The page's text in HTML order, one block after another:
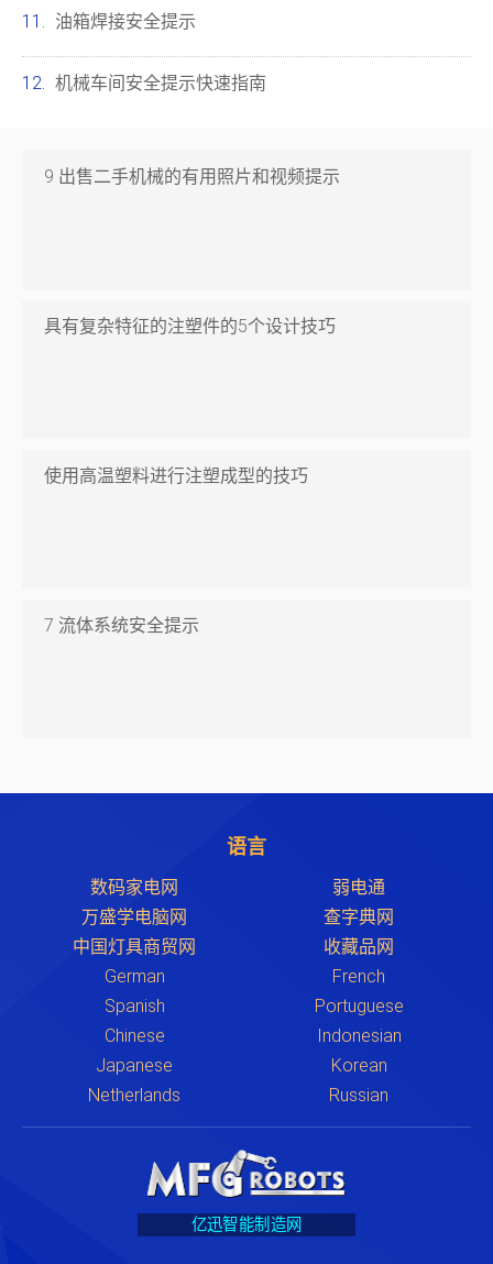
油箱焊接安全提示
机械车间安全提示快速指南
9 出售二手机械的有用照片和视频提示
具有复杂特征的注塑件的5个设计技巧
使用高温塑料进行注塑成型的技巧
7 流体系统安全提示
语言
数码家电网
弱电通
万盛学电脑网
查字典网
中国灯具商贸网
收藏品网
German
French
Spanish
Portuguese
Chinese
Indonesian
Japanese
Korean
Netherlands
Russian
亿迅智能制造网